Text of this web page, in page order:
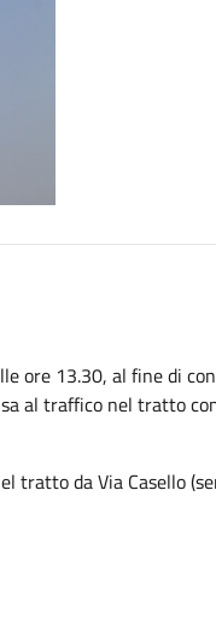
ore 13.30, al fine di
al traffico nel tratto
tratto da Via Casello